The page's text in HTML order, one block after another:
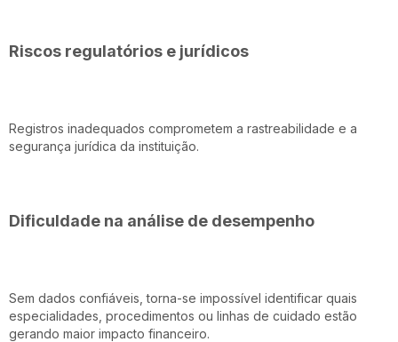
Riscos regulatórios e jurídicos
Registros inadequados comprometem a rastreabilidade e a
segurança jurídica da instituição.
Dificuldade na análise de desempenho
Sem dados confiáveis, torna-se impossível identificar quais
especialidades, procedimentos ou linhas de cuidado estão
gerando maior impacto financeiro.